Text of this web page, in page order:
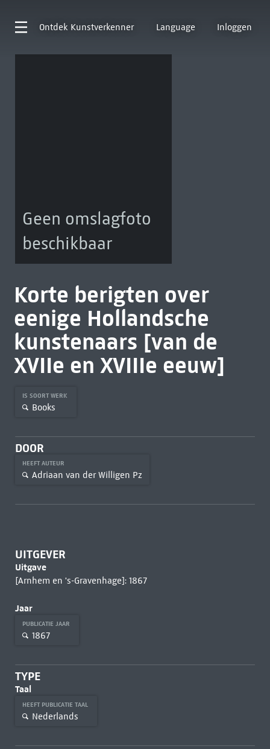
Ontdek Kunstverkenner Language Inloggen
Geen omslagfoto
beschikbaar
Korte berigten over
eenige Hollandsche
kunstenaars [van de
XVIIe en XVIIIe eeuw]
IS SOORT WERK
Books
DOOR
HEEFT AUTEUR
Adriaan van der Willigen Pz
UITGEVER
Uitgave
[Arnhem en 's-Gravenhage]: 1867
Jaar
PUBLICATIE JAAR
1867
TYPE
Taal
HEEFT PUBLICATIE TAAL
Nederlands